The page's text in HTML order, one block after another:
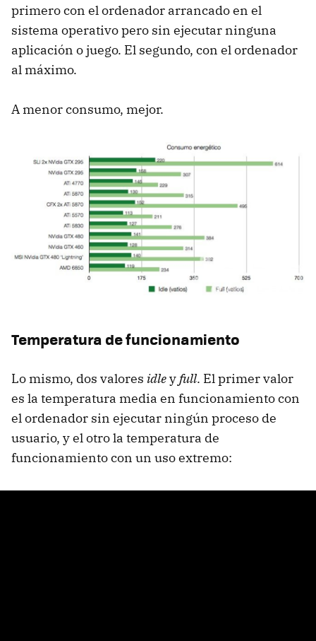
primero con el ordenador arrancado en el
sistema operativo pero sin ejecutar ninguna
aplicación o juego. El segundo, con el ordenador
al máximo.
A menor consumo, mejor.
Temperatura de funcionamiento
Lo mismo, dos valores idleyfull. El primer valor
es la temperatura media en funcionamiento con
el ordenador sin ejecutar ningún proceso de
usuario, y el otro la temperatura de
funcionamiento con un uso extremo: